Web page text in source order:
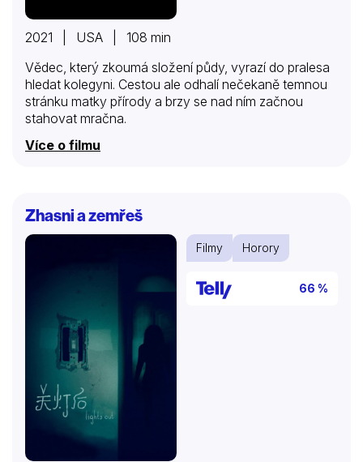
2021 | USA | 108 min
Vědec, který zkoumá složení půdy, vyrazí do pralesa
hledat kolegyni. Cestou ale odhalí nečekaně temnou
stránku matky přírody a brzy se nad ním začnou
stahovat mračna.
Více o filmu
Zhasni a zemřeš
Filmy Horory
66 %